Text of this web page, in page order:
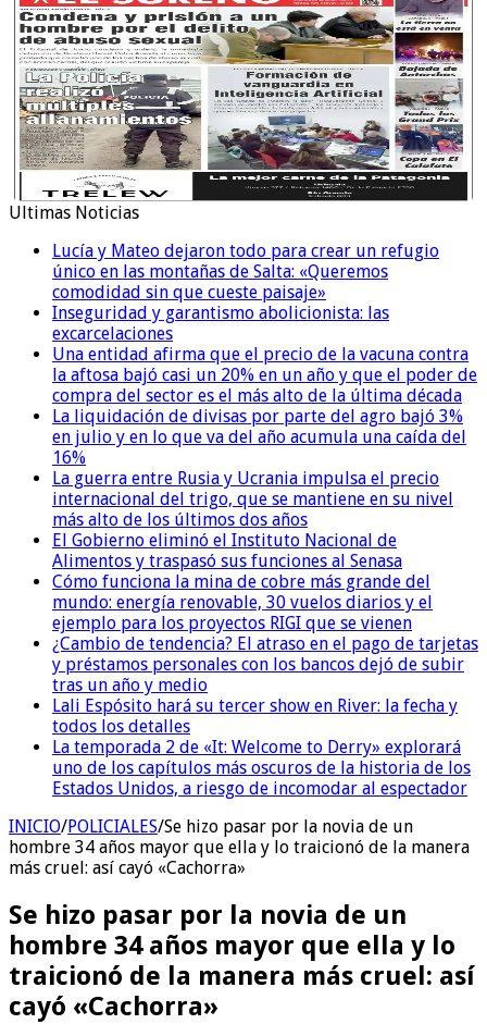
Ultimas Noticias
Lucía y Mateo dejaron todo para crear un refugio
único en las montañas de Salta: «Queremos
comodidad sin que cueste paisaje»
Inseguridad y garantismo abolicionista: las
excarcelaciones
Una entidad afirma que el precio de la vacuna contra
la aftosa bajó casi un 20% en un año y que el poder de
compra del sector es el más alto de la última década
La liquidación de divisas por parte del agro bajó 3%
en julio y en lo que va del año acumula una caída del
16%
La guerra entre Rusia y Ucrania impulsa el precio
internacional del trigo, que se mantiene en su nivel
más alto de los últimos dos años
El Gobierno eliminó el Instituto Nacional de
Alimentos y traspasó sus funciones al Senasa
Cómo funciona la mina de cobre más grande del
mundo: energía renovable, 30 vuelos diarios y el
ejemplo para los proyectos RIGI que se vienen
¿Cambio de tendencia? El atraso en el pago de tarjetas
y préstamos personales con los bancos dejó de subir
tras un año y medio
Lali Espósito hará su tercer show en River: la fecha y
todos los detalles
La temporada 2 de «It: Welcome to Derry» explorará
uno de los capítulos más oscuros de la historia de los
Estados Unidos, a riesgo de incomodar al espectador
INICIO/POLICIALES/Se hizo pasar por la novia de un
hombre 34 años mayor que ella y lo traicionó de la manera
más cruel: así cayó «Cachorra»
Se hizo pasar por la novia de un
hombre 34 años mayor que ella y lo
traicionó de la manera más cruel: así
cayó «Cachorra»